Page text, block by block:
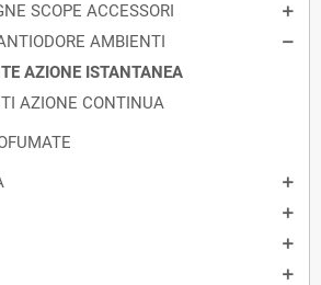
SCOPE ACCESSORI
AMBIENTI
AZIONE ISTANTANEA
AZIONE CONTINUA